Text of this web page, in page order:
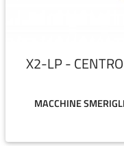
X2-LP -
MACCHINE